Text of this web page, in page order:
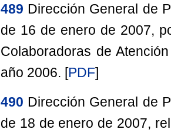
489 Dirección General de
de 16 de enero de 2007,
Colaboradoras de
año 2006. [PDF]
490 Dirección General de
de 18 de enero de 2007,